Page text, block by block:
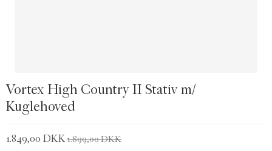
Vortex High Country II Stativ m/
Kuglehoved
1.849,00 DKK1.899,00 DKK